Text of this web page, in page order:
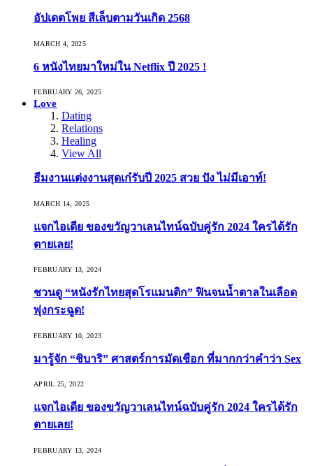
อัปเดตโพย สีเล็บตามวันเกิด 2568
MARCH 4, 2025
6 หนังไทยมาใหม่ใน Netflix ปี 2025 !
FEBRUARY 26, 2025
Love
Dating
Relations
Healing
View All
ธีมงานแต่งงานสุดเก๋รับปี 2025 สวย ปัง ไม่มีเอาท์!
MARCH 14, 2025
แจกไอเดีย ของขวัญวาเลนไทน์ฉบับคู่รัก 2024 ใครได้รัก
ตายเลย!
FEBRUARY 13, 2024
ชวนดู “หนังรักไทยสุดโรแมนติก” ฟินจนน้ำตาลในเลือด
พุ่งกระฉูด!
FEBRUARY 10, 2023
มารู้จัก “ชิบาริ” ศาสตร์การมัดเชือก ที่มากกว่าคำว่า Sex
APRIL 25, 2022
แจกไอเดีย ของขวัญวาเลนไทน์ฉบับคู่รัก 2024 ใครได้รัก
ตายเลย!
FEBRUARY 13, 2024